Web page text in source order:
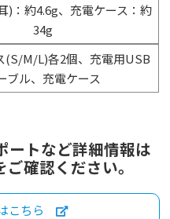
)：約4.6g、充電ケース：約
34g
(S/M/L)各2個、充電用USB
ブル、充電ケース
ートなど詳細情報は
確認ください。
こちら